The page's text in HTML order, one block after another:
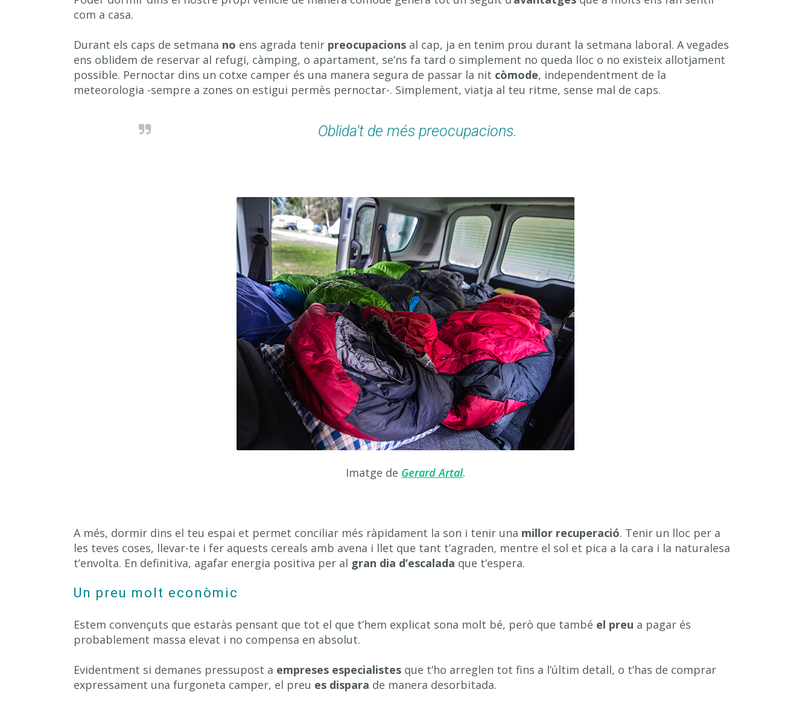
com a casa.
Durant els caps de setmana no ens agrada tenir preocupacions al cap, ja en tenim prou durant la setmana laboral. A vegades
ens oblidem de reservar al refugi, càmping, o apartament, se’ns fa tard o simplement no queda lloc o no existeix allotjament
possible. Pernoctar dins un cotxe camper és una manera segura de passar la nit còmode, independentment de la
meteorologia -sempre a zones on estigui permès pernoctar-. Simplement, viatja al teu ritme, sense mal de caps.
Oblida't de més preocupacions.
Imatge de Gerard Artal.
A més, dormir dins el teu espai et permet conciliar més ràpidament la son i tenir una millor recuperació. Tenir un lloc per a
les teves coses, llevar-te i fer aquests cereals amb avena i llet que tant t’agraden, mentre el sol et pica a la cara i la naturalesa
t’envolta. En definitiva, agafar energia positiva per al gran dia d’escalada que t’espera.
Un preu molt econòmic
Estem convençuts que estaràs pensant que tot el que t’hem explicat sona molt bé, però que també el preu a pagar és
probablement massa elevat i no compensa en absolut.
Evidentment si demanes pressupost a empreses especialistes que t’ho arreglen tot fins a l’últim detall, o t’has de comprar
expressament una furgoneta camper, el preu es dispara de manera desorbitada.